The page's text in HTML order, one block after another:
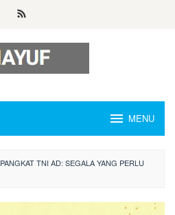
MENU
PANGKAT TNI AD: SEGALA YANG PERLU